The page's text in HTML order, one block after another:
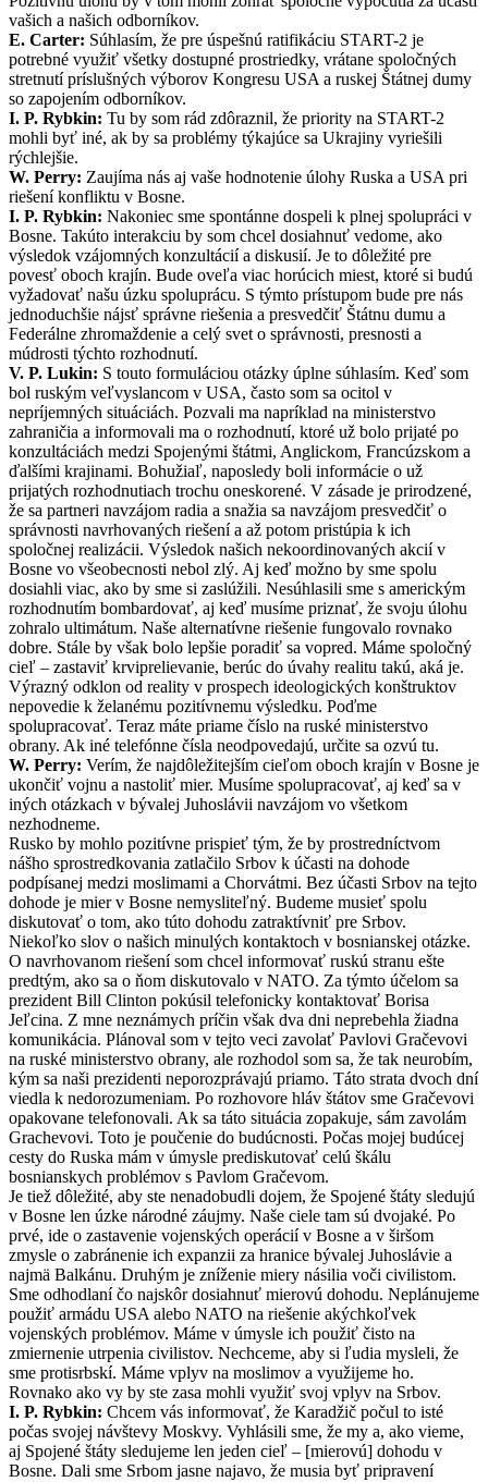
vašich a našich odborníkov.
E. Carter: Súhlasím, že pre úspešnú ratifikáciu START-2 je
potrebné využiť všetky dostupné prostriedky, vrátane spoločných
stretnutí príslušných výborov Kongresu USA a ruskej Štátnej dumy
so zapojením odborníkov.
I. P. Rybkin: Tu by som rád zdôraznil, že priority na START-2
mohli byť iné, ak by sa problémy týkajúce sa Ukrajiny vyriešili
rýchlejšie.
W. Perry: Zaujíma nás aj vaše hodnotenie úlohy Ruska a USA pri
riešení konfliktu v Bosne.
I. P. Rybkin: Nakoniec sme spontánne dospeli k plnej spolupráci v
Bosne. Takúto interakciu by som chcel dosiahnuť vedome, ako
výsledok vzájomných konzultácií a diskusií. Je to dôležité pre
povesť oboch krajín. Bude oveľa viac horúcich miest, ktoré si budú
vyžadovať našu úzku spoluprácu. S týmto prístupom bude pre nás
jednoduchšie nájsť správne riešenia a presvedčiť Štátnu dumu a
Federálne zhromaždenie a celý svet o správnosti, presnosti a
múdrosti týchto rozhodnutí.
V. P. Lukin: S touto formuláciou otázky úplne súhlasím. Keď som
bol ruským veľvyslancom v USA, často som sa ocitol v
nepríjemných situáciách. Pozvali ma napríklad na ministerstvo
zahraničia a informovali ma o rozhodnutí, ktoré už bolo prijaté po
konzultáciách medzi Spojenými štátmi, Anglickom, Francúzskom a
ďalšími krajinami. Bohužiaľ, naposledy boli informácie o už
prijatých rozhodnutiach trochu oneskorené. V zásade je prirodzené,
že sa partneri navzájom radia a snažia sa navzájom presvedčiť o
správnosti navrhovaných riešení a až potom pristúpia k ich
spoločnej realizácii. Výsledok našich nekoordinovaných akcií v
Bosne vo všeobecnosti nebol zlý. Aj keď možno by sme spolu
dosiahli viac, ako by sme si zaslúžili. Nesúhlasili sme s americkým
rozhodnutím bombardovať, aj keď musíme priznať, že svoju úlohu
zohralo ultimátum. Naše alternatívne riešenie fungovalo rovnako
dobre. Stále by však bolo lepšie poradiť sa vopred. Máme spoločný
cieľ – zastaviť krviprelievanie, berúc do úvahy realitu takú, aká je.
Výrazný odklon od reality v prospech ideologických konštruktov
nepovedie k želanému pozitívnemu výsledku. Poďme
spolupracovať. Teraz máte priame číslo na ruské ministerstvo
obrany. Ak iné telefónne čísla neodpovedajú, určite sa ozvú tu.
W. Perry: Verím, že najdôležitejším cieľom oboch krajín v Bosne je
ukončiť vojnu a nastoliť mier. Musíme spolupracovať, aj keď sa v
iných otázkach v bývalej Juhoslávii navzájom vo všetkom
nezhodneme.
Rusko by mohlo pozitívne prispieť tým, že by prostredníctvom
nášho sprostredkovania zatlačilo Srbov k účasti na dohode
podpísanej medzi moslimami a Chorvátmi. Bez účasti Srbov na tejto
dohode je mier v Bosne nemysliteľný. Budeme musieť spolu
diskutovať o tom, ako túto dohodu zatraktívniť pre Srbov.
Niekoľko slov o našich minulých kontaktoch v bosnianskej otázke.
O navrhovanom riešení som chcel informovať ruskú stranu ešte
predtým, ako sa o ňom diskutovalo v NATO. Za týmto účelom sa
prezident Bill Clinton pokúsil telefonicky kontaktovať Borisa
Jeľcina. Z mne neznámych príčin však dva dni neprebehla žiadna
komunikácia. Plánoval som v tejto veci zavolať Pavlovi Gračevovi
na ruské ministerstvo obrany, ale rozhodol som sa, že tak neurobím,
kým sa naši prezidenti neporozprávajú priamo. Táto strata dvoch dní
viedla k nedorozumeniam. Po rozhovore hláv štátov sme Gračevovi
opakovane telefonovali. Ak sa táto situácia zopakuje, sám zavolám
Grachevovi. Toto je poučenie do budúcnosti. Počas mojej budúcej
cesty do Ruska mám v úmysle prediskutovať celú škálu
bosnianskych problémov s Pavlom Gračevom.
Je tiež dôležité, aby ste nenadobudli dojem, že Spojené štáty sledujú
v Bosne len úzke národné záujmy. Naše ciele tam sú dvojaké. Po
prvé, ide o zastavenie vojenských operácií v Bosne a v širšom
zmysle o zabránenie ich expanzii za hranice bývalej Juhoslávie a
najmä Balkánu. Druhým je zníženie miery násilia voči civilistom.
Sme odhodlaní čo najskôr dosiahnuť mierovú dohodu. Neplánujeme
použiť armádu USA alebo NATO na riešenie akýchkoľvek
vojenských problémov. Máme v úmysle ich použiť čisto na
zmiernenie utrpenia civilistov. Nechceme, aby si ľudia mysleli, že
sme protisrbskí. Máme vplyv na moslimov a využijeme ho.
Rovnako ako vy by ste zasa mohli využiť svoj vplyv na Srbov.
I. P. Rybkin: Chcem vás informovať, že Karadžič počul to isté
počas svojej návštevy Moskvy. Vyhlásili sme, že my a, ako vieme,
aj Spojené štáty sledujeme len jeden cieľ – [mierovú] dohodu v
Bosne. Dali sme Srbom jasne najavo, že musia byť pripravení